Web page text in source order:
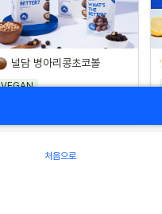
널담 병아리콩초코볼
VEGAN
처음으로